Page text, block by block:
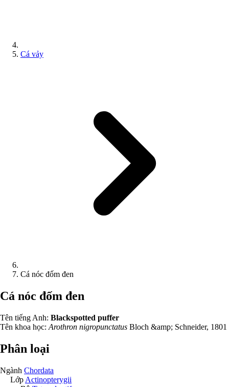
Cá vảy
Cá nóc đốm đen
Cá nóc đốm đen
Tên tiếng Anh: Blackspotted puffer
Tên khoa học: Arothron nigropunctatus Bloch &amp; Schneider, 1801
Phân loại
Ngành Chordata
Lớp Actinopterygii